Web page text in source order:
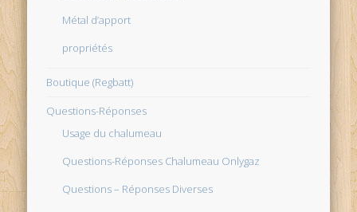
Métal d’apport
propriétés
Boutique (Regbatt)
Questions-Réponses
Usage du chalumeau
Questions-Réponses Chalumeau Onlygaz
Questions – Réponses Diverses